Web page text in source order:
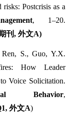
Postcrisis as a
, 1–20.
刊, 外文A)
S., Guo, Y.X.
How Leader
Voice Solicitation.
Behavior,
外文A)